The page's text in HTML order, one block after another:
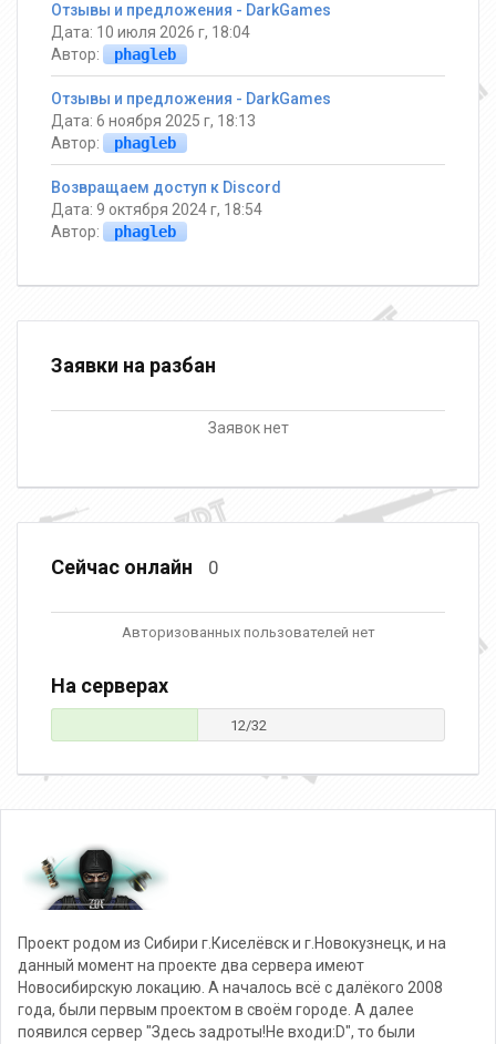
Отзывы и предложения - DarkGames
Дата: 10 июля 2026 г, 18:04
Автор:
phagleb
Отзывы и предложения - DarkGames
Дата: 6 ноября 2025 г, 18:13
Автор:
phagleb
Возвращаем доступ к Discord
Дата: 9 октября 2024 г, 18:54
Автор:
phagleb
Заявки на разбан
Заявок нет
Сейчас онлайн 0
Авторизованных пользователей нет
На серверах
12/32
Проект родом из Сибири г.Киселёвск и г.Новокузнецк, и на
данный момент на проекте два сервера имеют
Новосибирскую локацию. А началось всё с далёкого 2008
года, были первым проектом в своём городе. А далее
появился сервер "Здесь задроты!Не входи:D", то были